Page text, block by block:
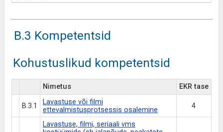
B.3 Kompetentsid
Kohustuslikud kompetentsid
Nimetus EKR tase
B.3.1
Lavastuse või filmi
ettevalmistusprotsessis osalemine
4
Lavastuse, filmi, seriaali vms